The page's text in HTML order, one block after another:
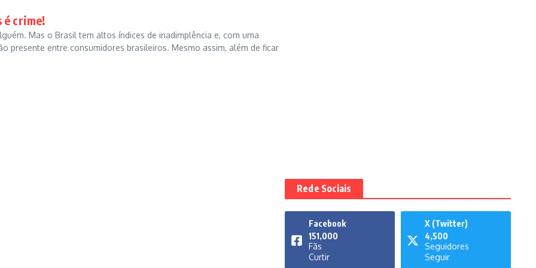
é crime!
Mas o Brasil tem altos índices de inadimplência e, com uma
presente entre consumidores brasileiros. Mesmo assim, além de ficar
Rede Sociais
Facebook
151,000
Fãs
Curtir
X (Twitter)
4,500
Seguidores
Seguir